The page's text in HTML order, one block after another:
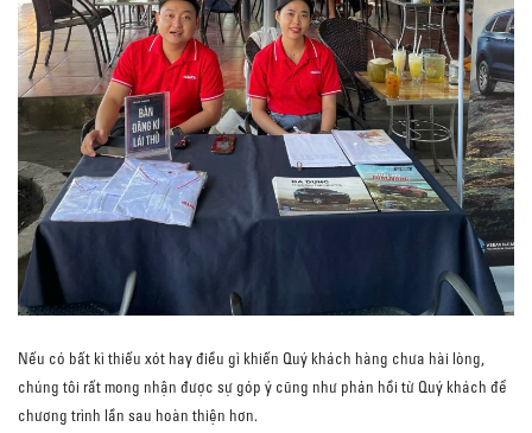
Nếu có bất kì thiếu xót hay điều gì khiến Quý khách hàng chưa hài lòng,
chúng tôi rất mong nhận được sự góp ý cũng như phản hồi từ Quý khách để
chương trình lần sau hoàn thiện hơn.